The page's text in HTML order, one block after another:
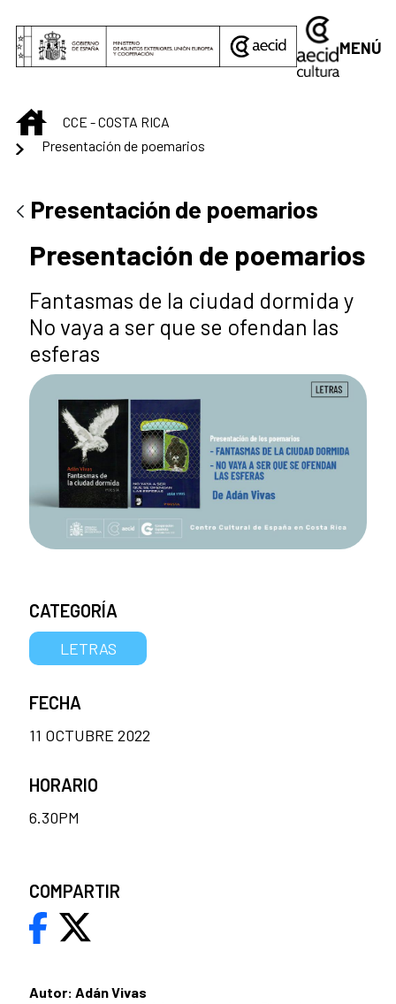
MENÚ
INICIO
CCE - COSTA RICA
Presentación de poemarios
Presentación de poemarios
Presentación de poemarios
Fantasmas de la ciudad dormida y
No vaya a ser que se ofendan las
esferas
Autor: Adán Vivas
CATEGORÍA
LETRAS
FECHA
11 OCTUBRE 2022
HORARIO
6.30PM
COMPARTIR